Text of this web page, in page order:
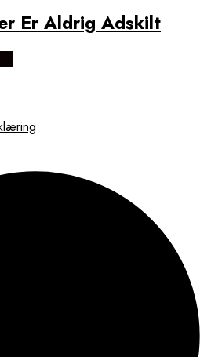
Er Aldrig Adskilt